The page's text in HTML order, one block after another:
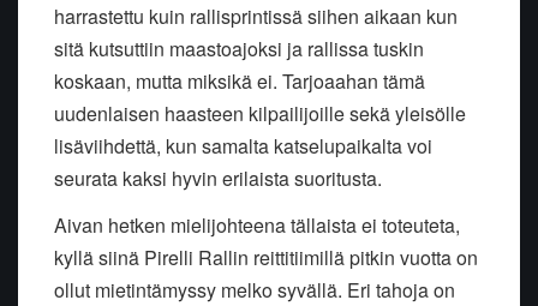
harrastettu kuin rallisprintissä siihen aikaan kun
sitä kutsuttiin maastoajoksi ja rallissa tuskin
koskaan, mutta miksikä ei. Tarjoaahan tämä
uudenlaisen haasteen kilpailijoille sekä yleisölle
lisäviihdettä, kun samalta katselupaikalta voi
seurata kaksi hyvin erilaista suoritusta.
Aivan hetken mielijohteena tällaista ei toteuteta,
kyllä siinä Pirelli Rallin reittitiimillä pitkin vuotta on
ollut mietintämyssy melko syvällä. Eri tahoja on